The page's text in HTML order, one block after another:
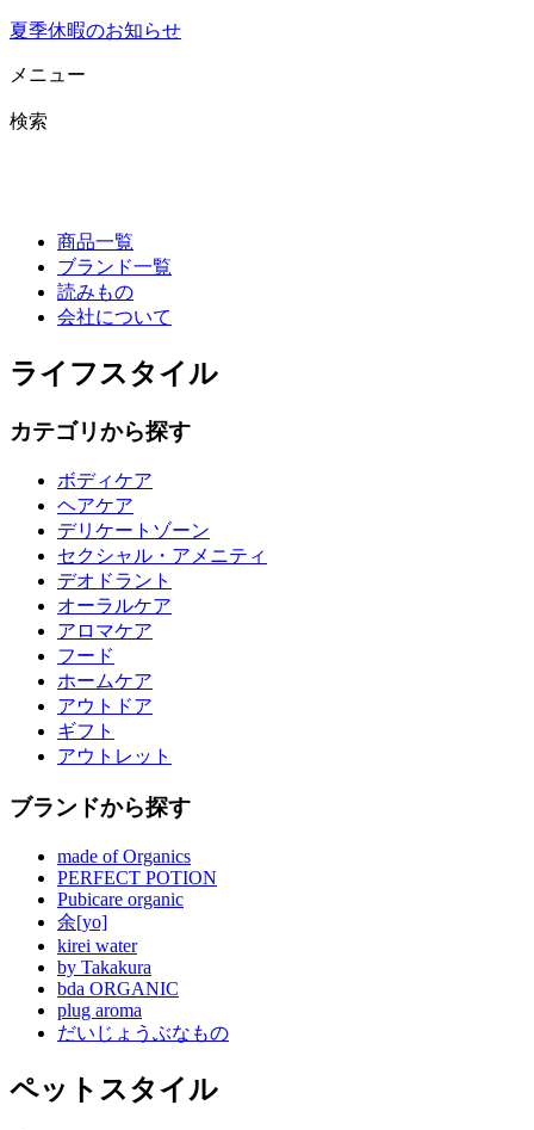
夏季休暇のお知らせ
メニュー
検索
商品一覧
ブランド一覧
読みもの
会社について
ライフスタイル
カテゴリから探す
ボディケア
ヘアケア
デリケートゾーン
セクシャル・アメニティ
デオドラント
オーラルケア
アロマケア
フード
ホームケア
アウトドア
ギフト
アウトレット
ブランドから探す
made of Organics
PERFECT POTION
Pubicare organic
余[yo]
kirei water
by Takakura
bda ORGANIC
plug aroma
だいじょうぶなもの
ペットスタイル